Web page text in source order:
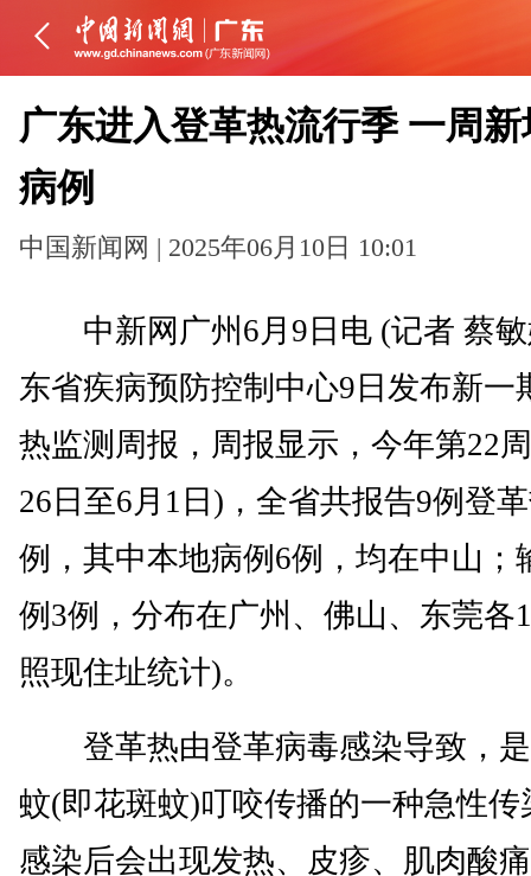
广东进入登革热流行季 一周新
病例
中国新闻网 | 2025年06月10日 10:01
中新网广州6月9日电 (记者 蔡敏
东省疾病预防控制中心9日发布新一
热监测周报，周报显示，今年第22
26日至6月1日)，全省共报告9例登
例，其中本地病例6例，均在中山；
例3例，分布在广州、佛山、东莞各
照现住址统计)。
登革热由登革病毒感染导致，
蚊(即花斑蚊)叮咬传播的一种急性传
感染后会出现发热、皮疹、肌肉酸